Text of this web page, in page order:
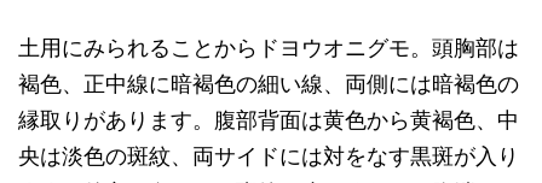
土用にみられることからドヨウオニグモ。頭胸部は
褐色、正中線に暗褐色の細い線、両側には暗褐色の
縁取りがあります。腹部背面は黄色から黄褐色、中
央は淡色の斑紋、両サイドには対をなす黒斑が入り